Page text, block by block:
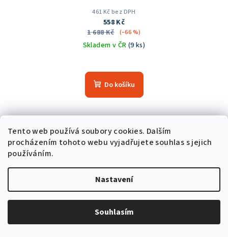
Tento web používá soubory cookies. Dalším
procházením tohoto webu vyjadřujete souhlas s jejich
používáním.
Nastavení
Souhlasím
461 Kč bez DPH
558 Kč
1 688 Kč
(–66 %)
Skladem v ČR (9 ks)
hodnocení
produktu
z
hvězdiček.
Do košíku
Trvale nízká cena